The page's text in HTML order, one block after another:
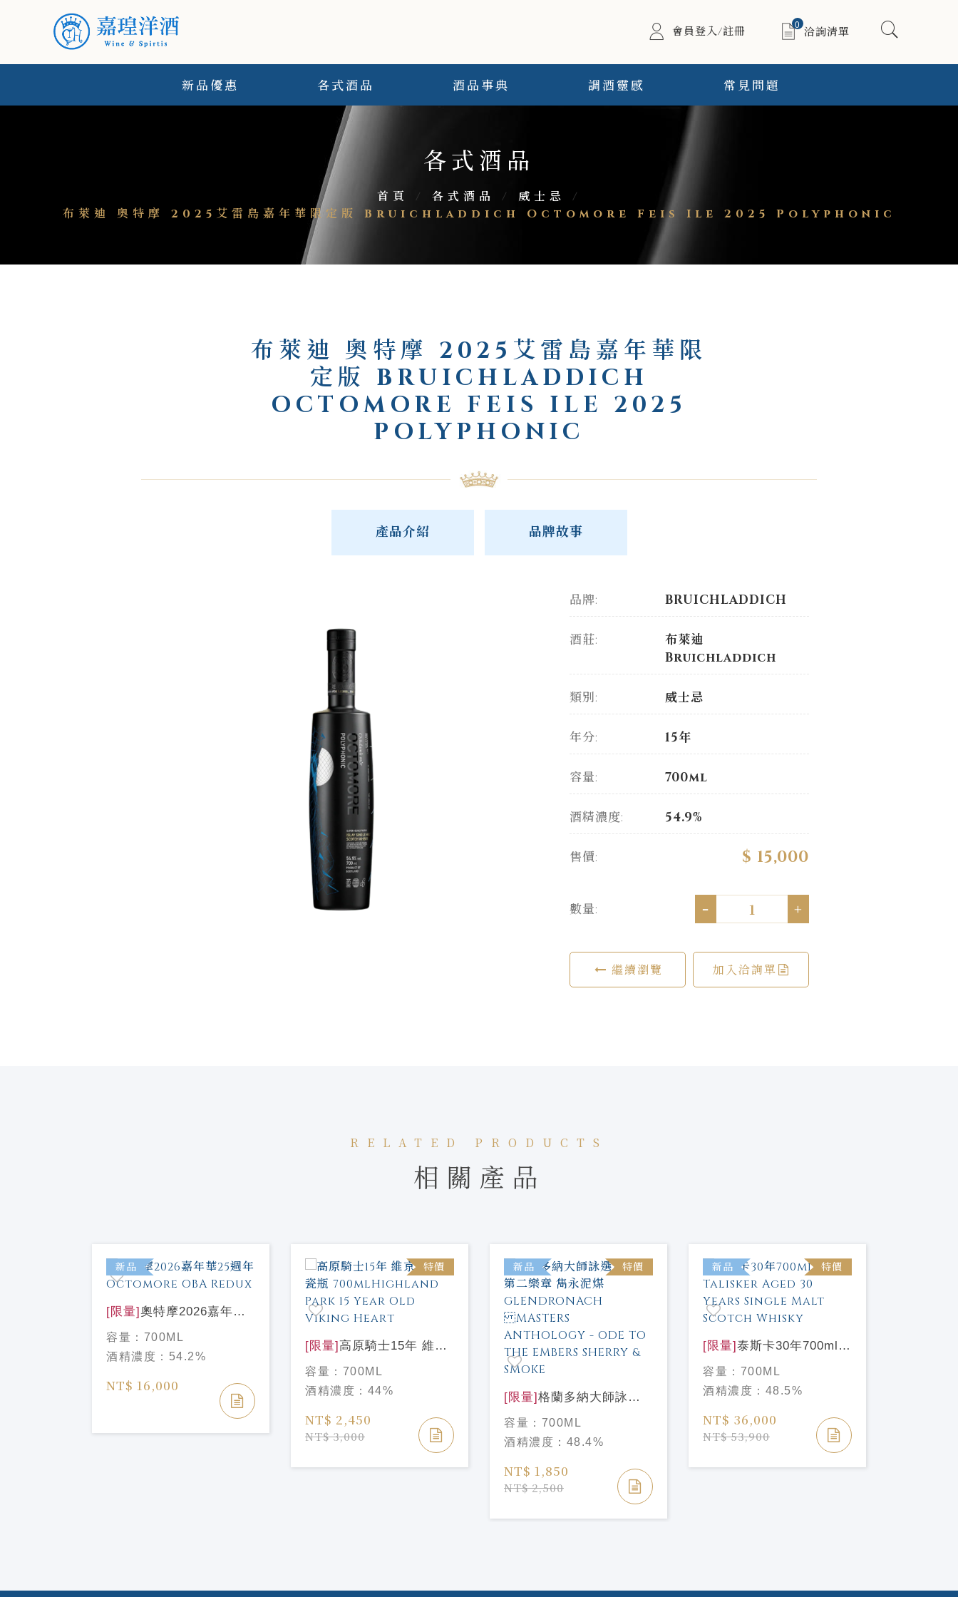
會員登入/註冊 0
洽詢清單
新品優惠 各式酒品 酒品事典 調酒靈感 常見問題
各式酒品
首頁 / 各式酒品 / 威士忌
/
布萊迪 奧特摩 2025艾雷島嘉年華限定版 Bruichladdich Octomore Feis Ile 2025 Polyphonic
布萊迪 奧特摩 2025艾雷島嘉年華限
定版 BRUICHLADDICH
OCTOMORE FEIS ILE 2025
POLYPHONIC
產品介紹 品牌故事
品牌: BRUICHLADDICH
酒莊:
布萊迪
Bruichladdich
類別: 威士忌
年分: 15年
容量: 700ml
酒精濃度: 54.9%
售價: $ 15,000
數量: - +
繼續瀏覽 加入洽詢單
RELATED PRODUCTS
相關產品
新品
[限量] 奧特摩2026嘉年華
25週年Octomore OBA
Redux
容量： 700ML
酒精濃度： 54.2%
NT$ 16,000
特價
[限量] 高原騎士15年 維京
之心陶瓷瓶
700mlHighland Park 15
Year Old Viking Heart
容量： 700ML
酒精濃度： 44%
NT$ 2,450
NT$ 3,000
新品 特價
[限量] 格蘭多納大師詠選
系列 第二樂章 雋永泥煤
GLENDRONACH
MASTERS
ANTHOLOGY - ODE TO
THE EMBERS SHERRY
容量： 700ML
酒精濃度： 48.4%
NT$ 1,850
NT$ 2,500
新品 特價
[限量] 泰斯卡30年700ml
Talisker Aged 30 Years
Single Malt Scotch
Whisky
容量： 700ML
酒精濃度： 48.5%
NT$ 36,000
NT$ 53,900